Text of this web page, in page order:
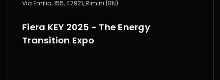
Via Emilia, 155, 47921, Rimini (RN)
Fiera KEY 2025 - The Energy
Transition Expo